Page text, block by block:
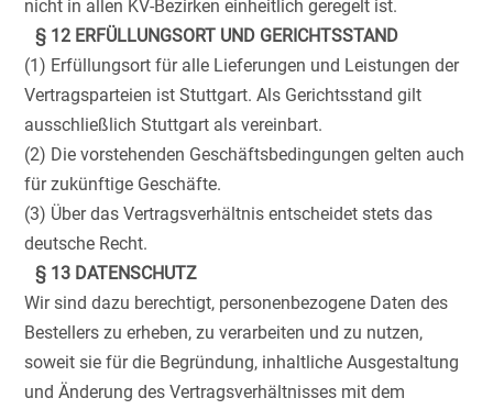
nicht in allen KV-Bezirken einheitlich geregelt ist.
§ 12 ERFÜLLUNGSORT UND GERICHTSSTAND
(1) Erfüllungsort für alle Lieferungen und Leistungen der
Vertragsparteien ist Stuttgart. Als Gerichtsstand gilt
ausschließlich Stuttgart als vereinbart.
(2) Die vorstehenden Geschäftsbedingungen gelten auch
für zukünftige Geschäfte.
(3) Über das Vertragsverhältnis entscheidet stets das
deutsche Recht.
§ 13 DATENSCHUTZ
Wir sind dazu berechtigt, personenbezogene Daten des
Bestellers zu erheben, zu verarbeiten und zu nutzen,
soweit sie für die Begründung, inhaltliche Ausgestaltung
und Änderung des Vertragsverhältnisses mit dem